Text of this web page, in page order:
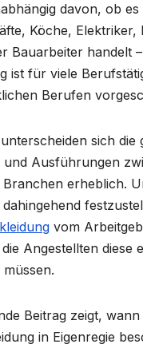
davon, ob es
Köche, Elektriker,
Bauarbeiter handelt
ist für viele
Berufen
sich die
und Ausführungen
erheblich.
vom
Angestellten diese
Beitrag zeigt, wann
in Eigenregie